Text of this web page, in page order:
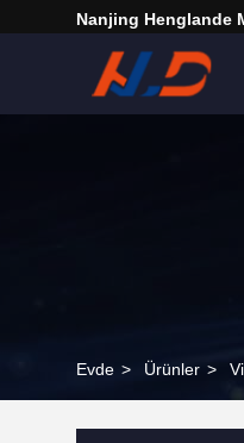
Nanjing Henglande
Evde > Ürünler >